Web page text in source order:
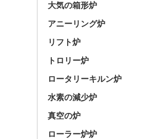
大気の箱形炉
アニーリング炉
リフト炉
トロリー炉
ロータリーキルン炉
水素の減少炉
真空の炉
ローラー炉炉